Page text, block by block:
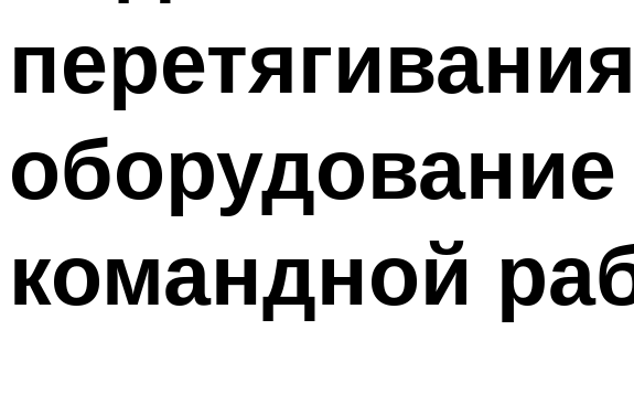
командной